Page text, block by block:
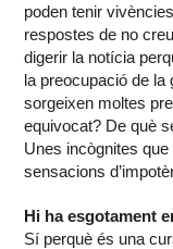
poden tenir
respostes de no
digerir la notícia
la preocupació de la
sorgeixen moltes
equivocat? De què
Unes incògnites
sensacions
Hi ha esgotament
Sí perquè és una